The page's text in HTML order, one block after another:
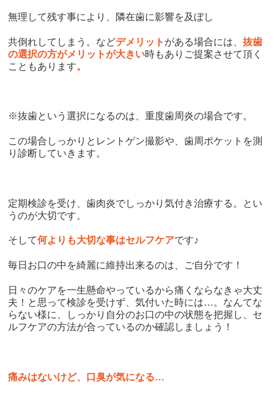
無理して残す事により、隣在歯に影響を及ぼし
共倒れしてしまう。などデメリット がある場合には、抜歯
の選択の方がメリットが大きい時もありご提案させて頂く
こともあります。
※抜歯という選択になるのは、重度歯周炎の場合です。
この場合しっかりとレントゲン撮影や、歯周ポケットを測
り診断していきます。
定期検診を受け、歯肉炎でしっかり気付き治療する。とい
うのが大切です。
そして何よりも大切な事はセルフケアです♪
毎日お口の中を綺麗に維持出来るのは、ご自分です！
日々のケアを一生懸命やっているから痛くならなきゃ大丈
夫！と思って検診を受けず、気付いた時には… 。なんてな
らない様に、しっかり自分のお口の中の状態を把握し、セ
ルフケアの方法が合っているのか確認しましょう！
痛みはないけど、口臭が気になる…